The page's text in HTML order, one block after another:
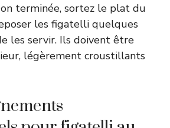
terminée, sortez le plat du
les figatelli quelques
les servir. Ils doivent être
légèrement croustillants